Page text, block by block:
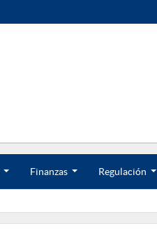
.
Finanzas
.
Regulación
.